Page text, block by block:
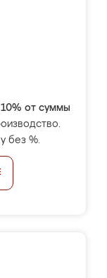
10% от суммы
без %.